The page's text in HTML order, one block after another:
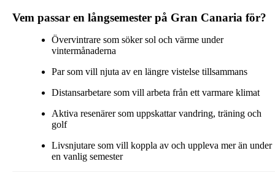
Vem passar en långsemester på Gran Canaria för?
Övervintrare som söker sol och värme under
vintermånaderna
Par som vill njuta av en längre vistelse tillsammans
Distansarbetare som vill arbeta från ett varmare klimat
Aktiva resenärer som uppskattar vandring, träning och
golf
Livsnjutare som vill koppla av och uppleva mer än under
en vanlig semester